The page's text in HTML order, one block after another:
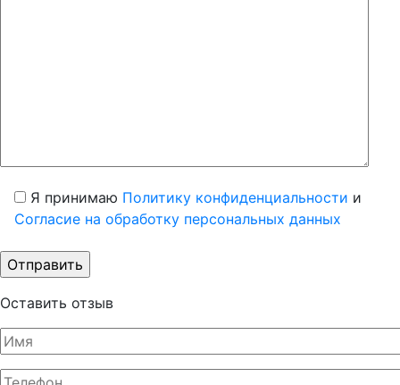
Я принимаю Политику конфиденциальности и
Согласие на обработку персональных данных
Оставить отзыв